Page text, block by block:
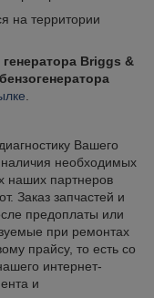
на территории
Briggs &
.
Вашего
наличия необходимых
наших партнеров
Заказ запчастей и
предоплаты или
при ремонтах
прайсу, то есть со
интернет-
и